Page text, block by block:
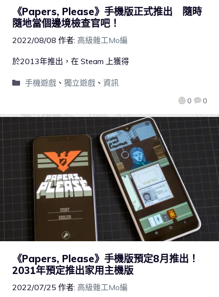
《Papers, Please》手機版正式推出 隨時
隨地當個邊境檢查官吧！
2022/08/08 作者: 高級雜工Mo編
0 0
於2013年推出，在 Steam 上獲得
手機遊戲、 獨立遊戲、 資訊
《Papers, Please》手機版預定8月推出！
2031年預定推出家用主機版
2022/07/25 作者: 高級雜工Mo編